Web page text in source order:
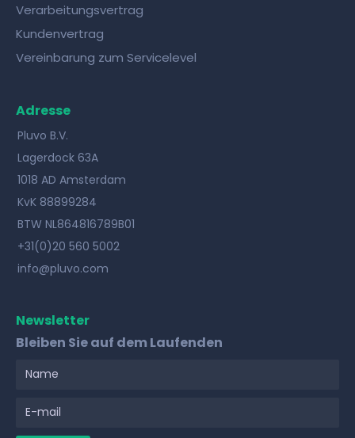
Verarbeitungsvertrag
Kundenvertrag
Vereinbarung zum Servicelevel
Adresse
Pluvo B.V.
Lagerdock 63A
1018 AD Amsterdam
KvK 88899284
BTW NL864816789B01
+31(0)20 560 5002
info@pluvo.com
Newsletter
Bleiben Sie auf dem Laufenden